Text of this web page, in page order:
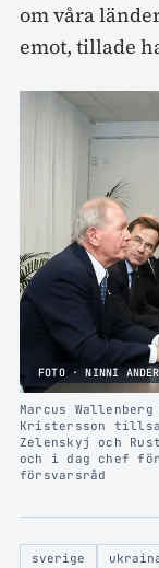
om våra
emot, tillade
FOTO · NINNI
Marcus
Kristersson
Zelenskyj och
och i dag chef
försvarsråd
sverige